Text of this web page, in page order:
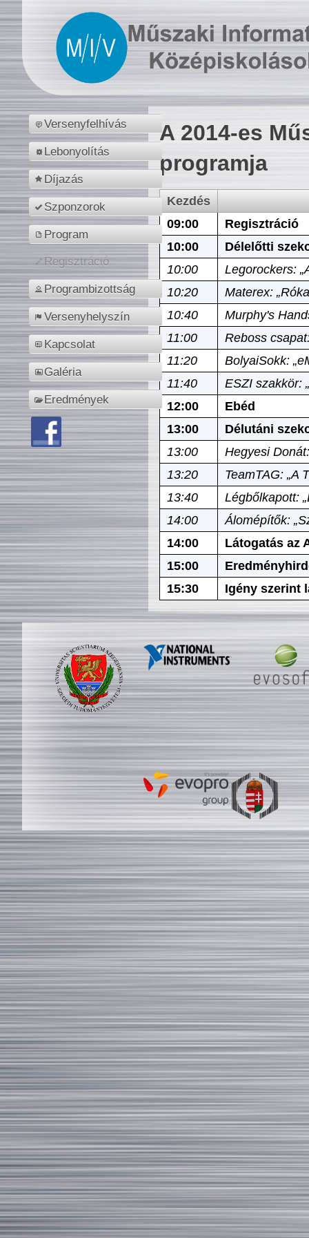
Versenyfelhívás
Lebonyolítás
Díjazás
Szponzorok
Program
Regisztráció
Programbizottság
Versenyhelyszín
Kapcsolat
Galéria
Eredmények
A 2014-es
programja
Kezdés
09:00
Regisztráció
10:00
Délelőtti
10:00
Legorockers:
10:20
Materex:
10:40
Murphy's
11:00
Reboss
11:20
BolyaiSokk:
11:40
ESZI szakkör:
12:00
Ebéd
13:00
Délutáni
13:00
Hegyesi
13:20
TeamTAG: „A
13:40
Légbőlkapott:
14:00
Álomépítők:
14:00
Látogatás az
15:00
15:30
Igény szerint